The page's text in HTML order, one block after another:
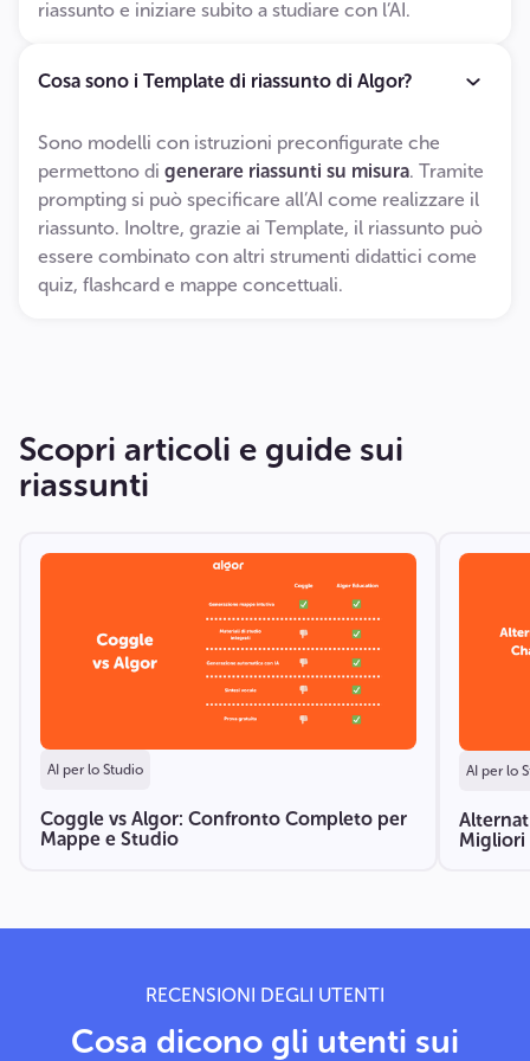
riassunto e iniziare subito a studiare con l’AI.
Cosa sono i Template di riassunto di Algor?
Sono modelli con istruzioni preconfigurate che
permettono di generare riassunti su misura. Tramite
prompting si può specificare all’AI come realizzare il
riassunto. Inoltre, grazie ai Template, il riassunto può
essere combinato con altri strumenti didattici come
quiz, flashcard e mappe concettuali.
Scopri articoli e guide sui
riassunti
AI per lo Studio
Coggle vs Algor: Confronto Completo per
Mappe e Studio
AI per lo
Migliori
RECENSIONI DEGLI UTENTI
Cosa dicono gli utenti sui